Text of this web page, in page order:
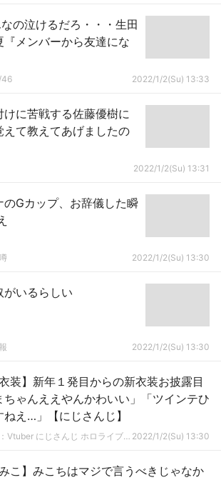
の泣けるだろ・・・生田
メンバーから友達にな
46 2022/1/2(Su) 13:33
に苦戦する佐藤優樹に
えて教えてあげましたの
2022/1/2(Su) 13:31
のGカップ、お辞儀した瞬
2022/1/2(Su) 13:30
がいるらしい
2022/1/2(Su) 13:30
装】新年１発目からの新衣装お披露目
ゃんええやんかわいい」「ツインテひ
え…」【にじさんじ】
てぇてぇかんそく：Vtuber にじさんじ ホロライブまとめ 2022/1/2(Su) 13:30
こ】みこちはマジで言うべきじゃなか